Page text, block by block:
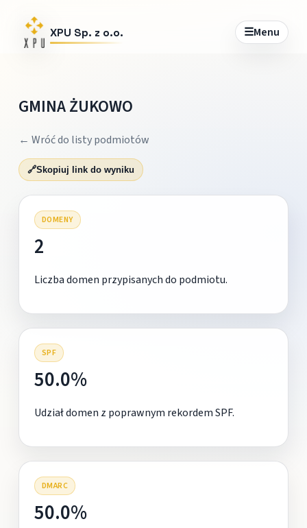
XPU Sp. z o.o. ☰Menu
GMINA ŻUKOWO
← Wróć do listy podmiotów
🔗Skopiuj link do wyniku
DOMENY
2
Liczba domen przypisanych do podmiotu.
SPF
50.0%
Udział domen z poprawnym rekordem SPF.
DMARC
50.0%